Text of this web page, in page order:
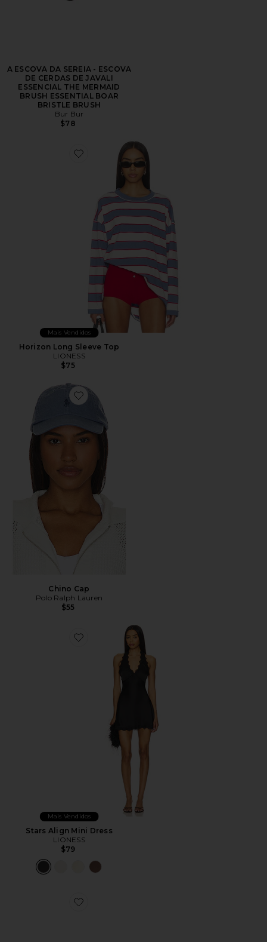
A ESCOVA DA SEREIA - ESCOVA
DE CERDAS DE JAVALI
ESSENCIAL THE MERMAID
BRUSH ESSENTIAL BOAR
BRISTLE BRUSH
Bur Bur
$78
Favorite Horizon Long Sleeve Top
Mais Vendidos
Horizon Long Sleeve Top
LIONESS
$75
Favorite Chino Cap
Chino Cap
Polo Ralph Lauren
$55
Favorite Stars Align Mini Dress
Mais Vendidos
Stars Align Mini Dress
LIONESS
$79
Favorite Cloudnova 2 Sneaker